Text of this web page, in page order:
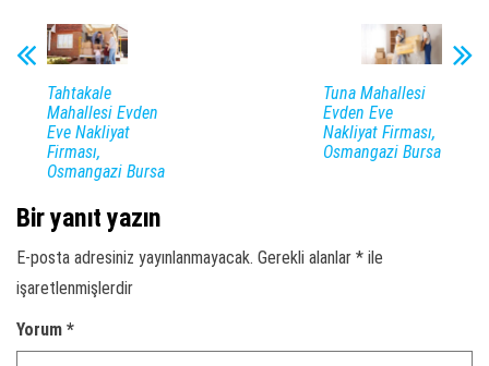
Tahtakale
Mahallesi Evden
Eve Nakliyat
Firması,
Osmangazi Bursa
Tuna Mahallesi
Evden Eve
Nakliyat Firması,
Osmangazi Bursa
Bir yanıt yazın
E-posta adresiniz yayınlanmayacak. Gerekli alanlar * ile
işaretlenmişlerdir
Yorum *